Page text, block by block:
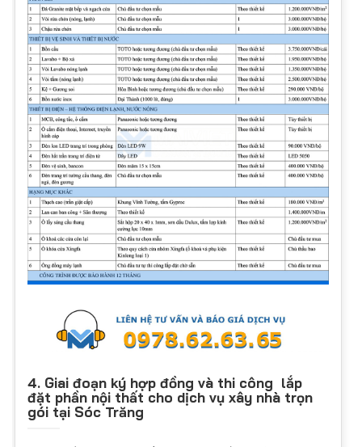
4. Giai đoạn ký hợp đồng và thi công lắp
đặt phần nội thất cho dịch vụ xây nhà trọn
gói tại Sóc Trăng